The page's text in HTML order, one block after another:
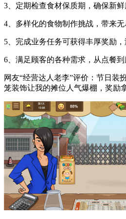
3、定期检查食材保质期，确保新鲜
4、多样化的食物制作挑战，带来无
5、完成业务任务可获得丰厚奖励，
6、满足顾客的各种需求，从点餐到
网友“经营达人老李”评价：节日装
笼装饰让我的摊位人气爆棚，奖励